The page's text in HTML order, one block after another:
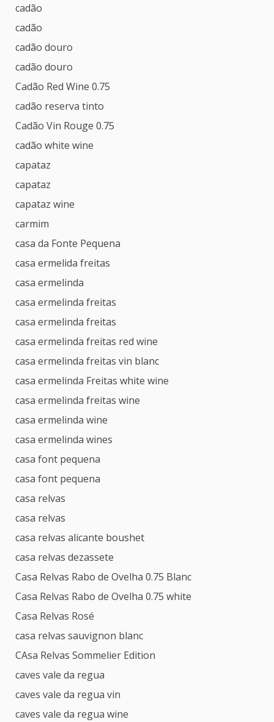
cadão
cadão
cadão douro
cadão douro
Cadão Red Wine 0.75
cadão reserva tinto
Cadão Vin Rouge 0.75
cadão white wine
capataz
capataz
capataz wine
carmim
casa da Fonte Pequena
casa ermelida freitas
casa ermelinda
casa ermelinda freitas
casa ermelinda freitas
casa ermelinda freitas red wine
casa ermelinda freitas vin blanc
casa ermelinda Freitas white wine
casa ermelinda freitas wine
casa ermelinda wine
casa ermelinda wines
casa font pequena
casa font pequena
casa relvas
casa relvas
casa relvas alicante boushet
casa relvas dezassete
Casa Relvas Rabo de Ovelha 0.75 Blanc
Casa Relvas Rabo de Ovelha 0.75 white
Casa Relvas Rosé
casa relvas sauvignon blanc
CAsa Relvas Sommelier Edition
caves vale da regua
caves vale da regua vin
caves vale da regua wine